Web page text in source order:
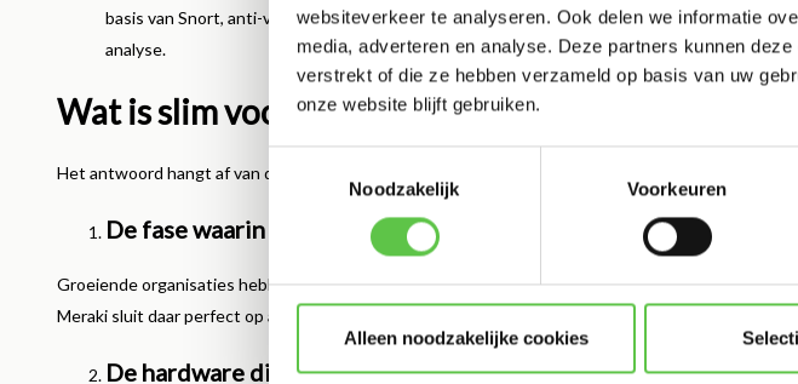
websiteverkeer te analyseren. Ook delen we informatie
media, adverteren en analyse. Deze partners kunnen
verstrekt of die ze hebben verzameld op basis van uw
onze website blijft gebruiken.
Noodzakelijk
Voorkeuren
Alleen noodzakelijke cookies
basis van Snort, anti-virus en anti-phishing, content filtering en uitgebreide websearch-
analyse.
Wat is slim voor jouw Meraki-omgeving?
Het antwoord hangt af van drie factoren:
De fase waarin jouw organisatie zit
Groeiende organisaties hebben vaak meert inzicht, meer automatisering en betere beveiliging
Meraki sluit daar perfect op aan.
De hardware die je gebruikt